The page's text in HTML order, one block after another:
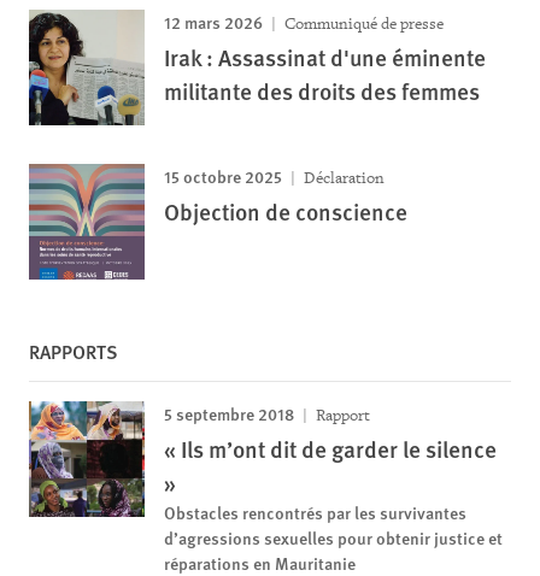
12 mars 2026 Communiqué de presse
Irak : Assassinat d'une éminente
militante des droits des femmes
15 octobre 2025 Déclaration
Objection de conscience
RAPPORTS
5 septembre 2018 Rapport
« Ils m’ont dit de garder le silence
»
Obstacles rencontrés par les survivantes
d’agressions sexuelles pour obtenir justice et
réparations en Mauritanie